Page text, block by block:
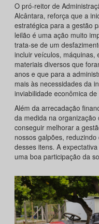
O pró-reitor de
Alcântara, reforça que a
estratégica para a gestão
leilão é uma ação muito
trata-se de um
incluir veículos, máquinas,
materiais diversos que
anos e que para a
mais às necessidades da
inviabilidade econômica
Além da arrecadação
da medida na organização
conseguir melhorar a
nossos galpões,
desses itens. A
uma boa participação da